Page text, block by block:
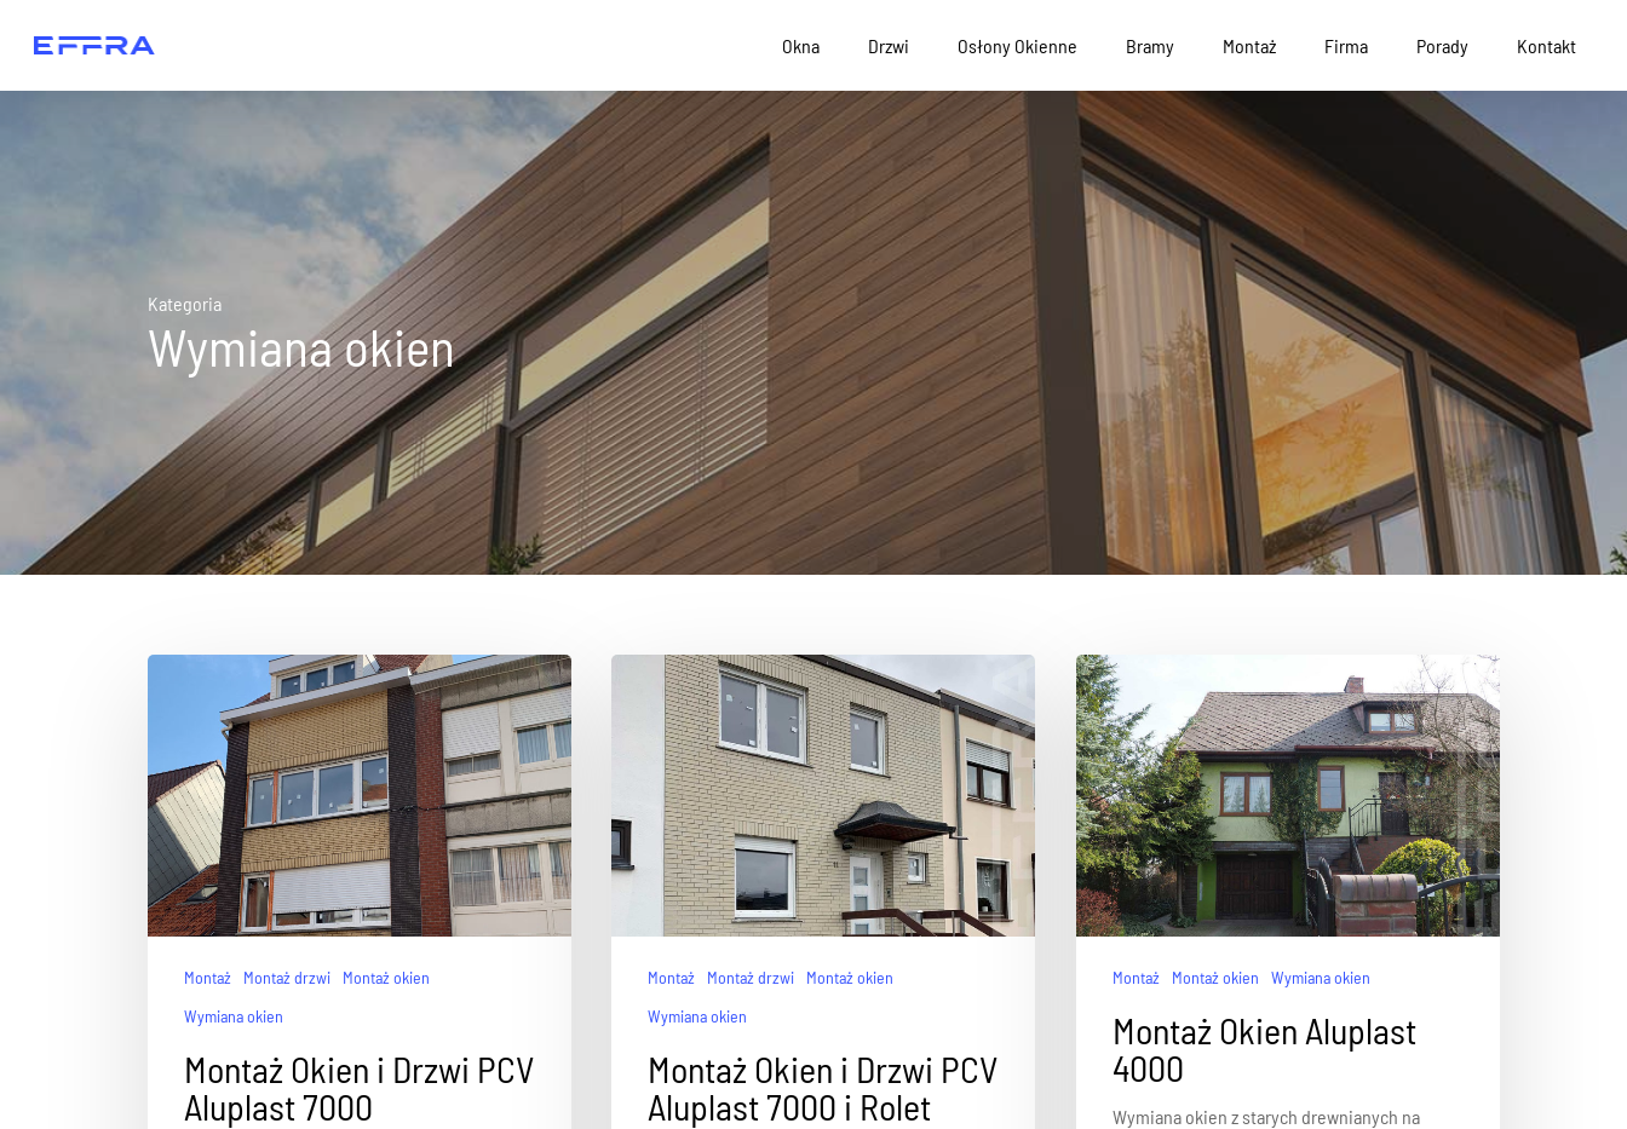
Okna Drzwi Osłony Okienne Bramy Montaż Firma Porady Kontakt
Kategoria
Wymiana okien
Montaż Montaż drzwi
Montaż okien
Wymiana okien
Montaż Okien i Drzwi PCV
Aluplast 7000
Montaż Montaż drzwi
Montaż okien
Wymiana okien
Montaż Okien i Drzwi PCV
Aluplast 7000 i Rolet
Montaż Montaż okien Wymiana okien
Montaż Okien Aluplast
4000
Wymiana okien z starych drewnianych na